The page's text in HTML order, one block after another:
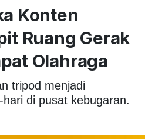
Konten
Ruang Gerak
Olahraga
tripod menjadi
di pusat kebugaran.